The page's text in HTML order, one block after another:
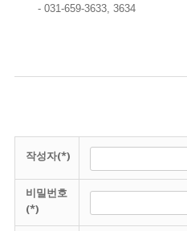
- 031-659-3633, 3634
작성자(*)
비밀번호
(*)